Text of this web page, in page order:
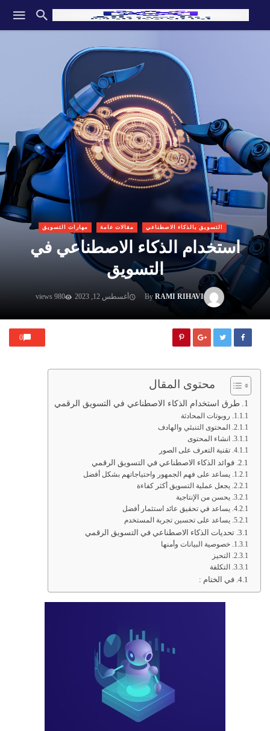
التسويق بالذكاء الاصطناعي مقالات عامة مهارات التسويق
استخدام الذكاء الاصطناعي في
التسويق
By RAMI RIHAVI أغسطس 12, 2023 980 views
0
محتوى المقال
طرق استخدام الذكاء الاصطناعي في التسويق الرقمي
روبوتات المحادثة
المحتوى التنبئي والهادف
انشاء المحتوى
تقنية التعرف على الصور
فوائد الذكاء الاصطناعي في التسويق الرقمي
يساعد على فهم الجمهور واحتياجاتهم بشكل أفضل
يجعل عملية التسويق أكثر كفاءة
يحسن من الإنتاجية
يساعد في تحقيق عائد استثمار أفضل
يساعد على تحسين تجربة المستخدم
تحديات الذكاء الاصطناعي في التسويق الرقمي
خصوصية البيانات وأمنها
التحيز
التكلفة
في الختام :